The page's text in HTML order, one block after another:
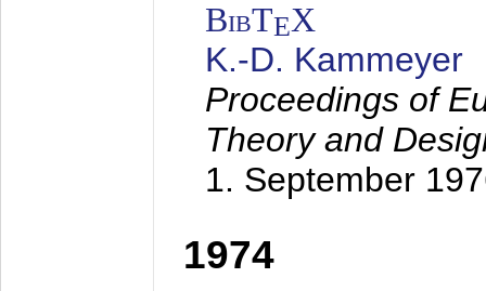
BibTEX
K.-D. Kammeyer
Proceedings of
Theory and
1. September
1974